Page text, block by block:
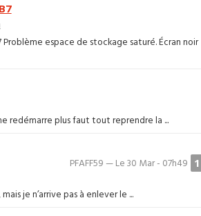
espace de stockage saturé. Écran noir
redémarre plus faut tout reprendre la ...
1
PFAFF59 — Le 30 Mar - 07h49
je n’arrive pas à enlever le ...